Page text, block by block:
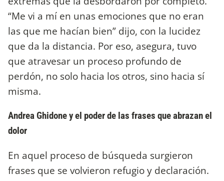
“Me vi a mí en unas emociones que no eran
las que me hacían bien” dijo, con la lucidez
que da la distancia. Por eso, asegura, tuvo
que atravesar un proceso profundo de
perdón, no solo hacia los otros, sino hacia sí
misma.
Andrea Ghidone y el poder de las frases que abrazan el
dolor
En aquel proceso de búsqueda surgieron
frases que se volvieron refugio y declaración.